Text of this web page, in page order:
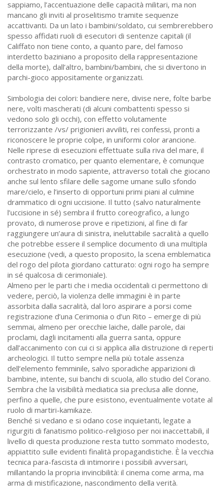
sappiamo, l’accentuazione delle capacità militari, ma non
mancano gli inviti al proselitismo tramite sequenze
accattivanti. Da un lato i bambini/soldato, cui sembrerebbero
spesso affidati ruoli di esecutori di sentenze capitali (il
Califfato non tiene conto, a quanto pare, del famoso
interdetto baziniano a proposito della rappresentazione
della morte), dall’altro, bambini/bambini, che si divertono in
parchi-gioco appositamente organizzati.
Simbologia dei colori: bandiere nere, divise nere, folte barbe
nere, volti mascherati (di alcuni combattenti spesso si
vedono solo gli occhi), con effetto volutamente
terrorizzante /vs/ prigionieri avviliti, rei confessi, pronti a
riconoscere le proprie colpe, in uniformi color arancione.
Nelle riprese di esecuzioni effettuate sulla riva del mare, il
contrasto cromatico, per quanto elementare, è comunque
orchestrato in modo sapiente, attraverso totali che giocano
anche sul lento sfilare delle sagome umane sullo sfondo
mare/cielo, e l’inserto di opportuni primi piani al culmine
drammatico di ogni uccisione. Il tutto (salvo naturalmente
l’uccisione in sé) sembra il frutto coreografico, a lungo
provato, di numerose prove e ripetizioni, al fine di far
raggiungere un’aura di sinistra, ineluttabile sacralità a quello
che potrebbe essere il semplice documento di una multipla
esecuzione (vedi, a questo proposito, la scena emblematica
del rogo del pilota giordano catturato: ogni rogo ha sempre
in sé qualcosa di cerimoniale).
Almeno per le parti che i media occidentali ci permettono di
vedere, perciò, la violenza delle immagini è in parte
assorbita dalla sacralità, dal loro aspirare a porsi come
registrazione d’una Cerimonia o d’un Rito – emerge di più
semmai, almeno per orecchie laiche, dalle parole, dai
proclami, dagli incitamenti alla guerra santa, oppure
dall’accanimento con cui ci si applica alla distruzione di reperti
archeologici. Il tutto sempre nella più totale assenza
dell’elemento femminile, salvo sporadiche apparizioni di
bambine, intente, sui banchi di scuola, allo studio del Corano.
Sembra che la visibilità mediatica sia preclusa alle donne,
perfino a quelle, che pure esistono, eventualmente votate al
ruolo di martiri-kamikaze.
Benché si vedano e si odano cose inquietanti, legate a
rigurgiti di fanatismo politico-religioso per noi inaccettabili, il
livello di questa produzione resta tutto sommato modesto,
appiattito sulle evidenti finalità propagandistiche. È la vecchia
tecnica para-fascista di intimorire i possibili avversari,
millantando la propria invincibilità: il cinema come arma, ma
arma di mistificazione, nascondimento della verità.